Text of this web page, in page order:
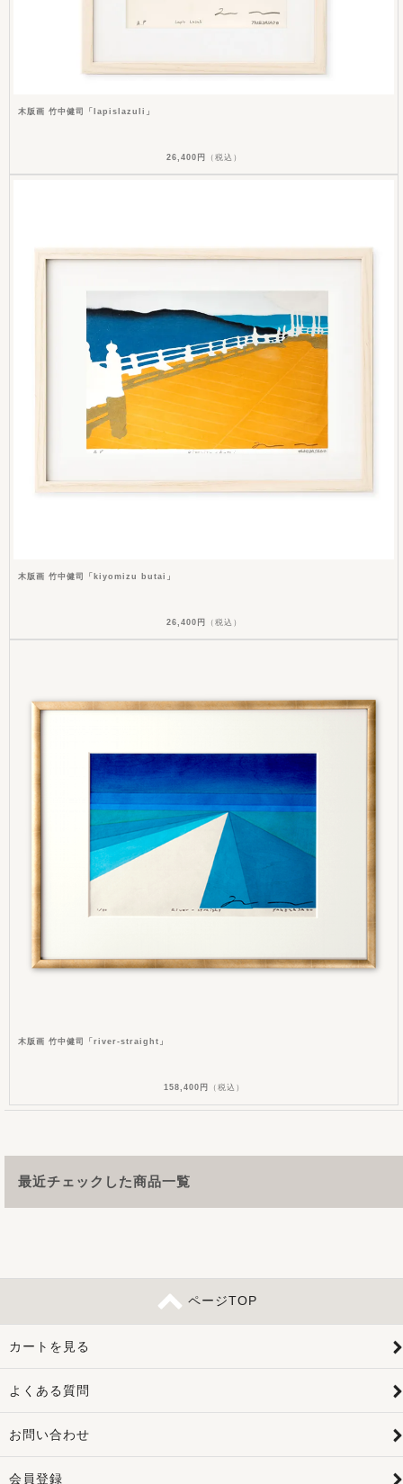
木版画 竹中健司「lapislazuli」
26,400円 （税込）
木版画 竹中健司「kiyomizu butai」
26,400円 （税込）
木版画 竹中健司「river-straight」
158,400円 （税込）
最近チェックした商品一覧
ページTOP
カートを見る
よくある質問
お問い合わせ
会員登録